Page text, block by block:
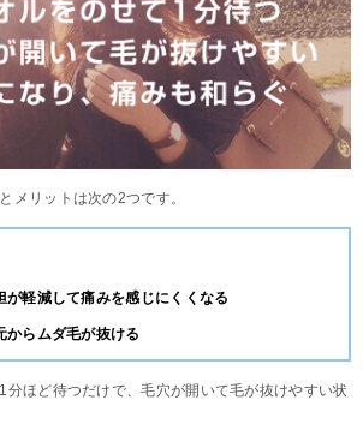
メリットは次の2つです。
が軽減して痛みを感じにくくなる
からムダ毛が抜ける
分ほど待つだけで、毛穴が開いて毛が抜けやすい状